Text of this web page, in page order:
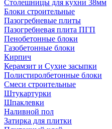
Столешницы для кухни 38мм
Блоки строительные
Пазогребневые плиты
Пазогребневая плита ПГП
Пенобетонные блоки
Газобетонные блоки
Кирпич
Керамзит и Сухие засыпки
Полистиролбетонные блоки
Смеси строительные
Штукартурки
Шпаклевки
Наливной пол
Затирка для плитки